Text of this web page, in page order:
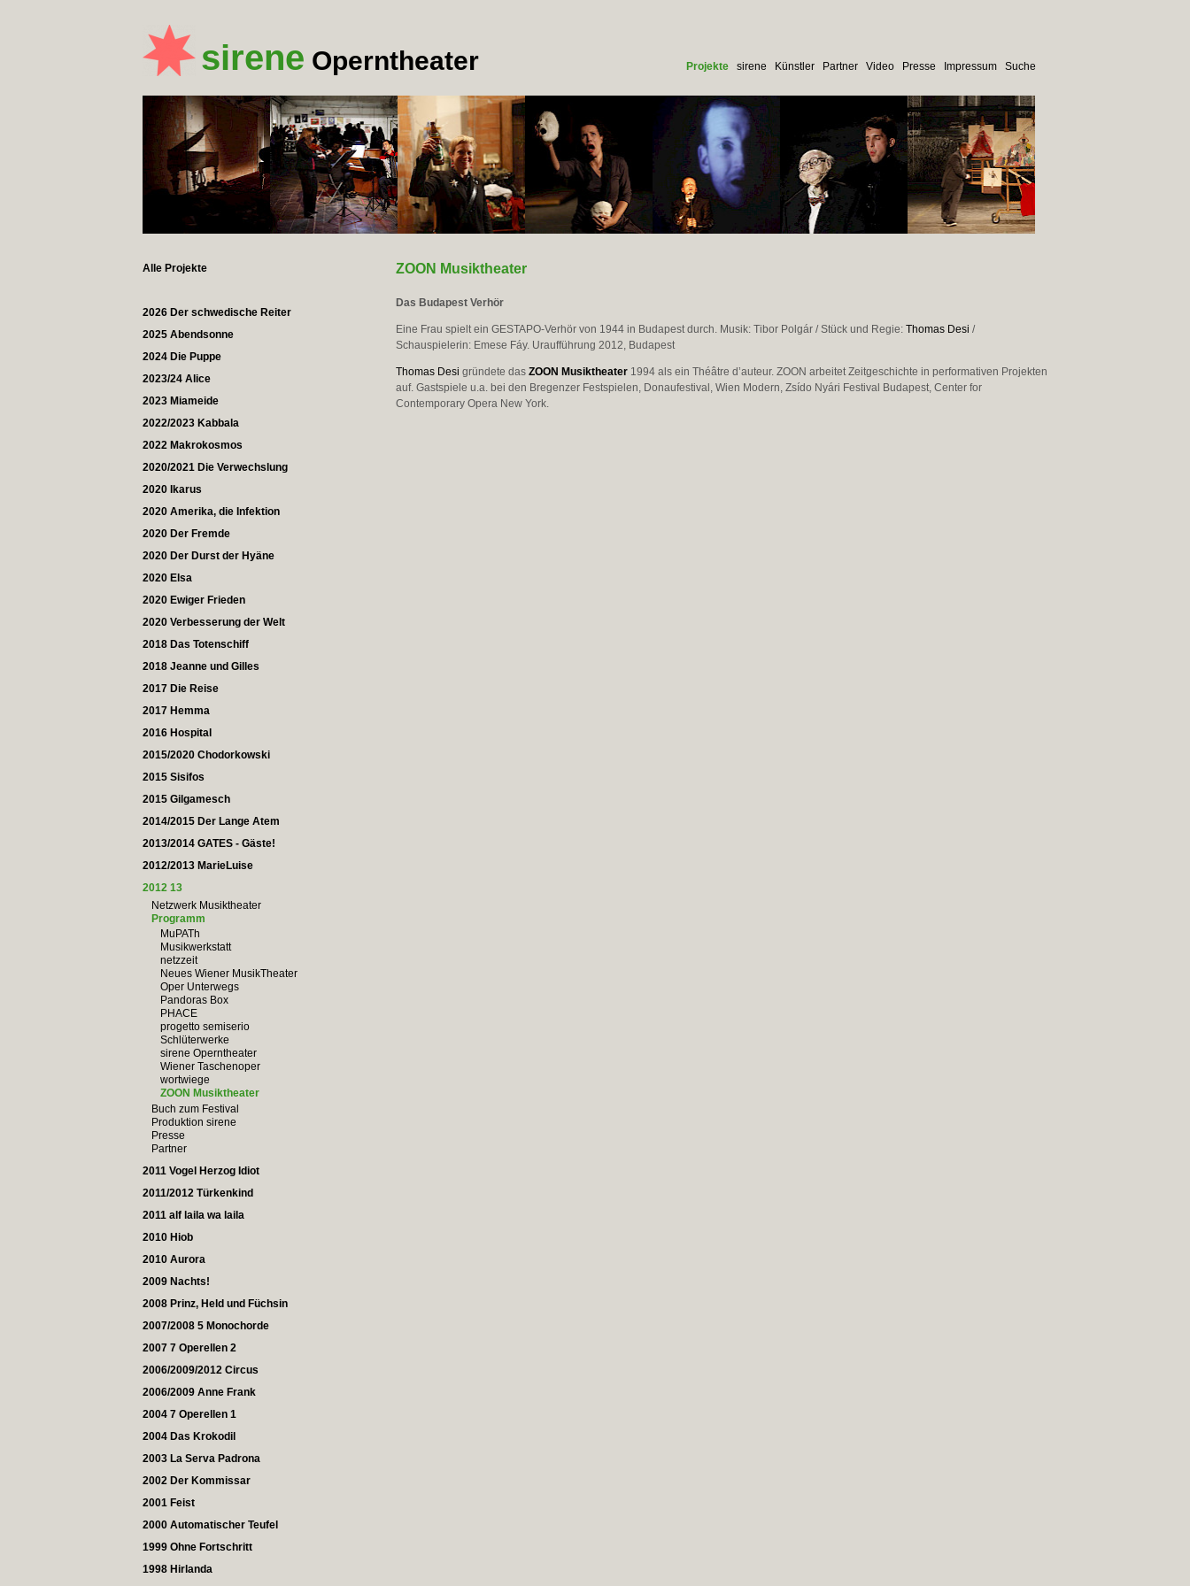
sirene Operntheater Projekte sirene Künstler Partner Video Presse Impressum Suche
Alle Projekte
2026 Der schwedische Reiter
2025 Abendsonne
2024 Die Puppe
2023/24 Alice
2023 Miameide
2022/2023 Kabbala
2022 Makrokosmos
2020/2021 Die Verwechslung
2020 Ikarus
2020 Amerika, die Infektion
2020 Der Fremde
2020 Der Durst der Hyäne
2020 Elsa
2020 Ewiger Frieden
2020 Verbesserung der Welt
2018 Das Totenschiff
2018 Jeanne und Gilles
2017 Die Reise
2017 Hemma
2016 Hospital
2015/2020 Chodorkowski
2015 Sisifos
2015 Gilgamesch
2014/2015 Der Lange Atem
2013/2014 GATES - Gäste!
2012/2013 MarieLuise
2012 13
Netzwerk Musiktheater
Programm
MuPATh
Musikwerkstatt
netzzeit
Neues Wiener MusikTheater
Oper Unterwegs
Pandoras Box
PHACE
progetto semiserio
Schlüterwerke
sirene Operntheater
Wiener Taschenoper
wortwiege
ZOON Musiktheater
Buch zum Festival
Produktion sirene
Presse
Partner
2011 Vogel Herzog Idiot
2011/2012 Türkenkind
2011 alf laila wa laila
2010 Hiob
2010 Aurora
2009 Nachts!
2008 Prinz, Held und Füchsin
2007/2008 5 Monochorde
2007 7 Operellen 2
2006/2009/2012 Circus
2006/2009 Anne Frank
2004 7 Operellen 1
2004 Das Krokodil
2003 La Serva Padrona
2002 Der Kommissar
2001 Feist
2000 Automatischer Teufel
1999 Ohne Fortschritt
1998 Hirlanda
ZOON Musiktheater
Das Budapest Verhör
Eine Frau spielt ein GESTAPO-Verhör von 1944 in Budapest durch. Musik: Tibor Polgár / Stück und Regie: Thomas Desi /
Schauspielerin: Emese Fáy. Uraufführung 2012, Budapest
Thomas Desi gründete das ZOON Musiktheater1994 als ein Théâtre d’auteur. ZOON arbeitet Zeitgeschichte in performativen Projekten
auf. Gastspiele u.a. bei den Bregenzer Festspielen, Donaufestival, Wien Modern, Zsído Nyári Festival Budapest, Center for
Contemporary Opera New York.